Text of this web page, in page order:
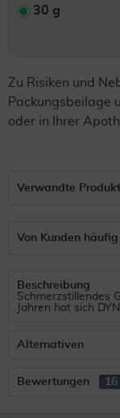
30 g
Zu Risiken und
Packungsbeilage
oder in Ihrer
Verwandte
Von Kunden
Beschreibung
Schmerzstillendes
Jahren hat sich
Alternativen
Bewertungen 16